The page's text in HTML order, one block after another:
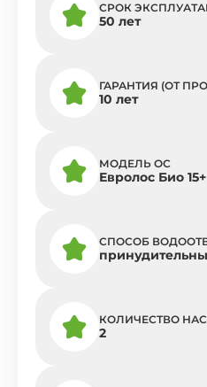
СРОК
50 лет
ГАРАНТИЯ (ОТ
10 лет
МОДЕЛЬ ОС
Евролос Био 15+
СПОСОБ
КОЛИЧЕСТВО
2